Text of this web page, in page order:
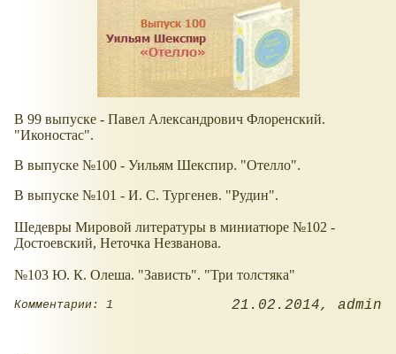
В 99 выпуске - Павел Александрович Флоренский.
"Иконостас".
В выпуске №100 - Уильям Шекспир. "Отелло".
В выпуске №101 - И. С. Тургенев. "Рудин".
Шедевры Мировой литературы в миниатюре №102 -
Достоевский, Неточка Незванова.
№103 Ю. К. Олеша. "Зависть". "Три толстяка"
Комментарии: 1 21.02.2014 admin